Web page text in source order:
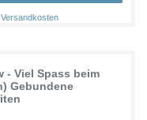
Versandkosten
- Viel Spass beim
Gebundene